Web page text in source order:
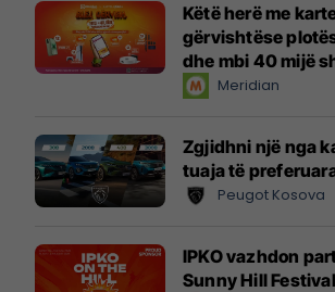
Këtë herë me
gërvishtëse
dhe mbi 40 mijë
instant!Meridian
Zgjidhni një nga
tuaja të
Peugot Kosova
IPKO vazhdon
Sunny Hill